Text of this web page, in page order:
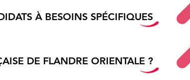
À BESOINS SPÉCIFIQUES
DE FLANDRE ORIENTALE ?